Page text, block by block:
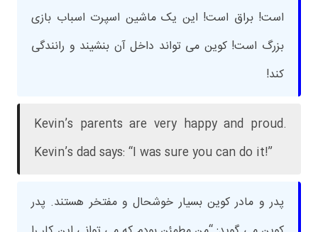
است! براق است! این یک ماشین اسپرت اسباب بازی
بزرگ است! کوین می تواند داخل آن بنشیند و رانندگی
کند!
Kevin’s parents are very happy and proud.
Kevin’s dad says: “I was sure you can do it!”
پدر و مادر کوین بسیار خوشحال و مفتخر هستند. پدر